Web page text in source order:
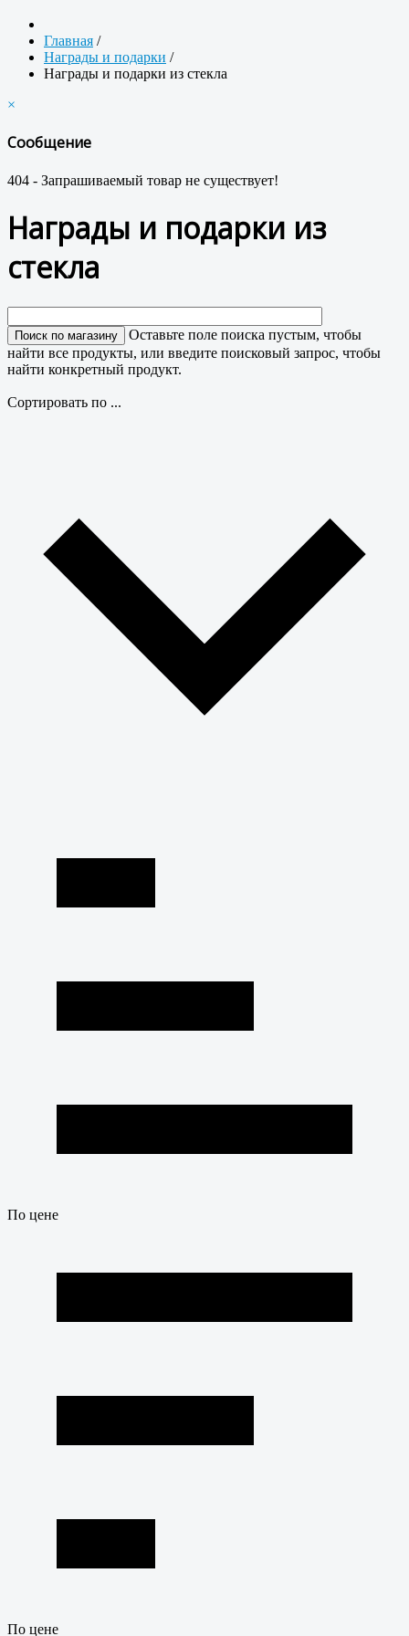
Главная /
Награды и подарки /
Награды и подарки из стекла
×
Сообщение
404 - Запрашиваемый товар не существует!
Награды и подарки из
стекла
Оставьте поле поиска пустым, чтобы
найти все продукты, или введите поисковый запрос, чтобы
найти конкретный продукт.
Сортировать по ...
По цене
По цене